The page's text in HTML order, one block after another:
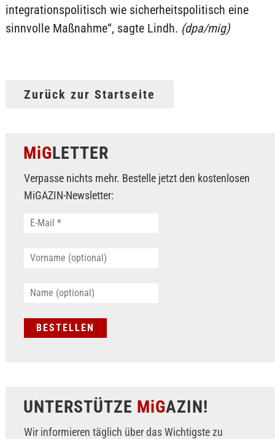
integrationspolitisch wie sicherheitspolitisch eine
sinnvolle Maßnahme“, sagte Lindh. (dpa/mig)
Zurück zur Startseite
MiGLETTER
Verpasse nichts mehr. Bestelle jetzt den kostenlosen
MiGAZIN-Newsletter:
UNTERSTÜTZE MiGAZIN!
Wir informieren täglich über das Wichtigste zu